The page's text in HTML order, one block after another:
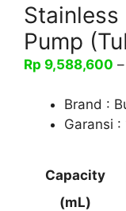
Stainless
Pump
Rp 9,588,600 –
Brand :
Garansi :
Capacity
(mL)